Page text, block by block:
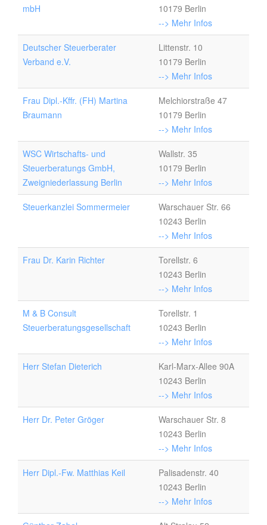
mbH
10179 Berlin
--> Mehr Infos
Deutscher Steuerberater
Verband e.V.
Littenstr. 10
10179 Berlin
--> Mehr Infos
Frau Dipl.-Kffr. (FH) Martina
Braumann
Melchiorstraße 47
10179 Berlin
--> Mehr Infos
WSC Wirtschafts- und
Steuerberatungs GmbH,
Zweigniederlassung Berlin
Wallstr. 35
10179 Berlin
--> Mehr Infos
Steuerkanzlei Sommermeier
Warschauer Str. 66
10243 Berlin
--> Mehr Infos
Frau Dr. Karin Richter
Torellstr. 6
10243 Berlin
--> Mehr Infos
M & B Consult
Steuerberatungsgesellschaft
Torellstr. 1
10243 Berlin
--> Mehr Infos
Herr Stefan Dieterich
Karl-Marx-Allee 90A
10243 Berlin
--> Mehr Infos
Herr Dr. Peter Gröger
Warschauer Str. 8
10243 Berlin
--> Mehr Infos
Herr Dipl.-Fw. Matthias Keil
Palisadenstr. 40
10243 Berlin
--> Mehr Infos